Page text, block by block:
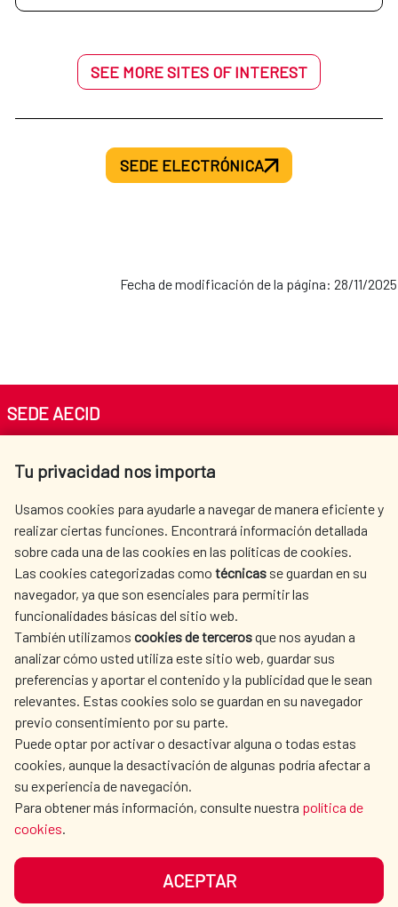
SEE MORE SITES OF INTEREST
SEDE ELECTRÓNICA
Fecha de modificación de la página: 28/11/2025
Tu privacidad nos importa
Usamos cookies para ayudarle a navegar de manera eficiente y
realizar ciertas funciones. Encontrará información detallada
sobre cada una de las cookies en las políticas de cookies.
Las cookies categorizadas como técnicas se guardan en su
navegador, ya que son esenciales para permitir las
funcionalidades básicas del sitio web.
También utilizamos cookies de tercerosque nos ayudan a
analizar cómo usted utiliza este sitio web, guardar sus
preferencias y aportar el contenido y la publicidad que le sean
relevantes. Estas cookies solo se guardan en su navegador
previo consentimiento por su parte.
Puede optar por activar o desactivar alguna o todas estas
cookies, aunque la desactivación de algunas podría afectar a
su experiencia de navegación.
Para obtener más información, consulte nuestra política de
cookies.
ACEPTAR
SEDE AECID
Tel. +34 900 20 30 54​​​​​​​
AECID
WHERE DO WE COOPERATE?
SPANISH HUMANITARIAN
ACTION
PRESS ROOM
CULTURE AND SCIENCE LIBRARY
OUR SOCIAL MEDIA
DATA PROTECTION